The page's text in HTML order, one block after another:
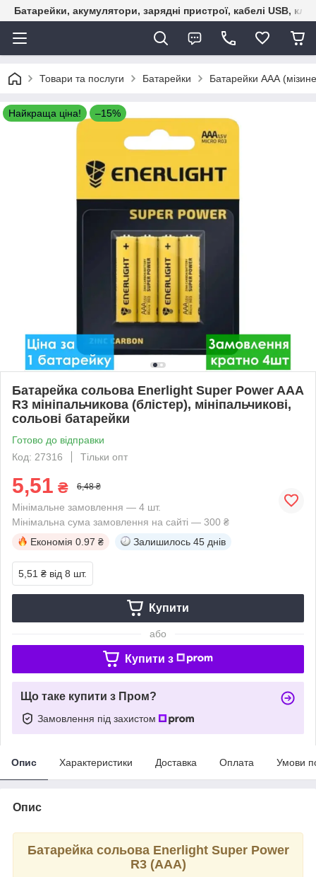
Батарейки, акумулятори, зарядні пристрої, кабелі USB,
Товари та послуги Батарейки Батарейки ААА
Найкраща ціна! –15%
Батарейка сольова Enerlight Super Power AAA
R3 мініпальчикова (блістер), мініпальчикові,
сольові батарейки
Готово до відправки
Код: 27316
Тільки опт
5,51 ₴ 6,48 ₴
Мінімальне замовлення — 4 шт.
Мінімальна сума замовлення на сайті — 300 ₴
Економія 0.97 ₴ Залишилось 45 днів
5,51 ₴ від 8 шт.
Купити
або
Купити з
Що таке купити з Пром?
Замовлення під захистом
Опис Характеристики Доставка Оплата Умови
Опис
Батарейка сольова Enerlight Super Power
R3 (AAA)